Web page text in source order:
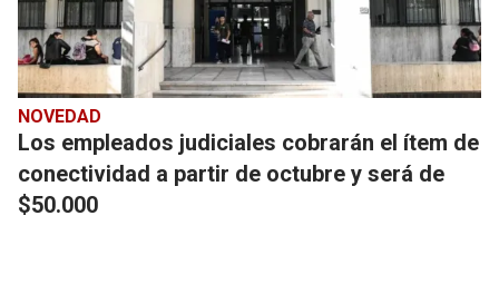
NOVEDAD
Los empleados judiciales cobrarán el ítem de
conectividad a partir de octubre y será de
$50.000